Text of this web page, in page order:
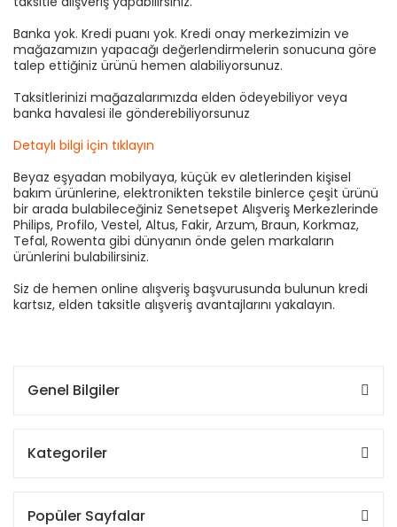
Banka yok. Kredi puanı yok. Kredi onay merkezimizin ve
mağazamızın yapacağı değerlendirmelerin sonucuna göre
talep ettiğiniz ürünü hemen alabiliyorsunuz.
Taksitlerinizi mağazalarımızda elden ödeyebiliyor veya
banka havalesi ile gönderebiliyorsunuz
Detaylı bilgi için tıklayın
Beyaz eşyadan mobilyaya, küçük ev aletlerinden kişisel
bakım ürünlerine, elektronikten tekstile binlerce çeşit ürünü
bir arada bulabileceğiniz Senetsepet Alışveriş Merkezlerinde
Philips, Profilo, Vestel, Altus, Fakir, Arzum, Braun, Korkmaz,
Tefal, Rowenta gibi dünyanın önde gelen markaların
ürünlerini bulabilirsiniz.
Siz de hemen online alışveriş başvurusunda bulunun kredi
kartsız, elden taksitle alışveriş avantajlarını yakalayın.
Genel Bilgiler
Kategoriler
Popüler Sayfalar